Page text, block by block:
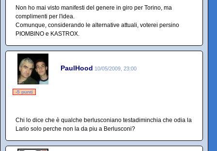
Non ho mai visto manifesti del genere in giro per Torino, ma
complimenti per l'idea.
Comunque, considerando le alternative attuali, voterei persino
PIOMBINO e KASTROX.
PaulHood 10/05/2009, 23:00
-5 punti
Chi lo dice che è qualche berlusconiano testadiminchia che odia la
Lario solo perche non la da piu a Berlusconi?